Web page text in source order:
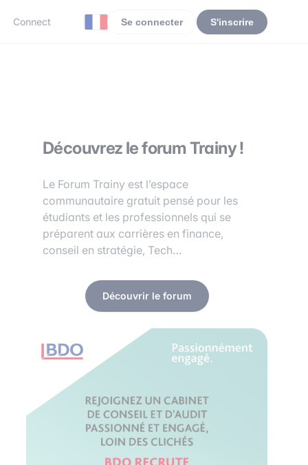
Connect Se connecter S'inscrire
Découvrez le forum Trainy !
Le Forum Trainy est l’espace
communautaire gratuit pensé pour les
étudiants et les professionnels qui se
préparent aux carrières en finance,
conseil en stratégie, Tech…
Découvrir le forum